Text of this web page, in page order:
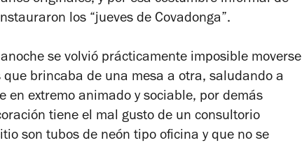
los “jueves de Covadonga”.
se volvió prácticamente imposible moverse
brincaba de una mesa a otra, saludando a
en extremo animado y sociable, por demás
tiene el mal gusto de un consultorio
son tubos de neón tipo oficina y que no se